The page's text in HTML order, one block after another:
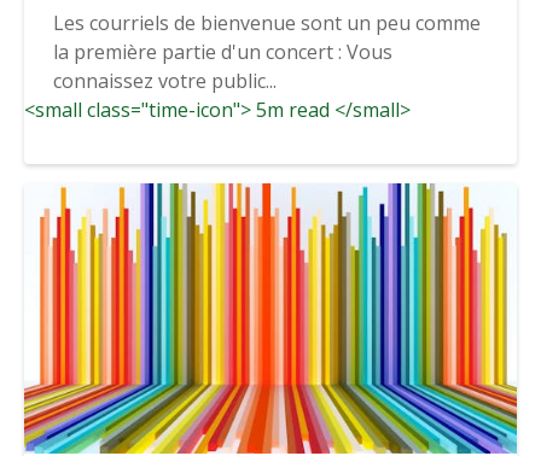
Les courriels de bienvenue sont un peu comme
la première partie d'un concert : Vous
connaissez votre public...
<small class="time-icon"> 5m read </small>